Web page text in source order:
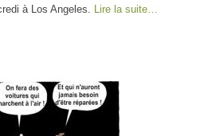
à Los Angeles. Lire la suite…